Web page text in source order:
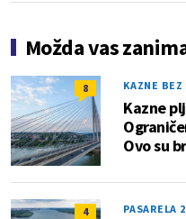
Možda vas
8 KAZNE
Kazne
Ovo su
4 PASARELA